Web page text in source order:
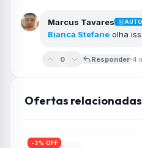
Marcus Tavares
Bianca Stefane olha
0 Responder 4
Ofertas relacionadas
-3% OFF